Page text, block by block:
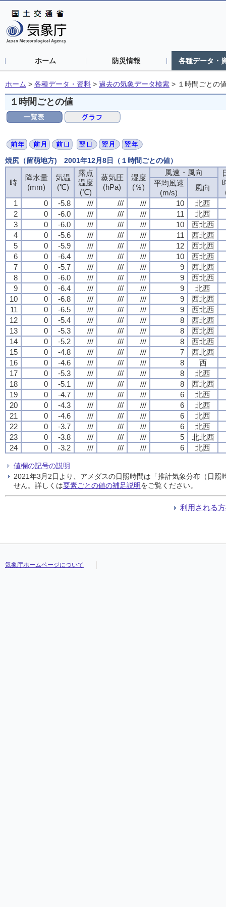
ホーム 防災情報 各種データ・
ホーム > 各種データ・資料 > 過去の気象データ検索 > １時間ごとの
１時間ごとの値
焼尻（留萌地方) 2001年12月8日（１時間ごとの値）
時
降水量
(mm)
気温
(℃)
露点
温度
(℃)
蒸気圧
(hPa)
湿度
(％)
風速・風向
平均風速
(m/s)
風向
1
0 -5.8 /// /// /// 10
北西
2
0 -6.0 /// /// /// 11
北西
3
0 -6.0 /// /// /// 10
西北西
4
0 -5.6 /// /// /// 11
西北西
5
0 -5.9 /// /// /// 12
西北西
6
0 -6.4 /// /// /// 10
西北西
7
0 -5.7 /// /// /// 9
西北西
8
0 -6.0 /// /// /// 9
西北西
9
0 -6.4 /// /// /// 9
北西
10
0 -6.8 /// /// /// 9
西北西
11
0 -6.5 /// /// /// 9
西北西
12
0 -5.4 /// /// /// 8
西北西
13
0 -5.3 /// /// /// 8
西北西
14
0 -5.2 /// /// /// 8
西北西
15
0 -4.8 /// /// /// 7
西北西
16
0 -4.6 /// /// /// 8
西
17
0 -5.3 /// /// /// 8
北西
18
0 -5.1 /// /// /// 8
西北西
19
0 -4.7 /// /// /// 6
北西
20
0 -4.3 /// /// /// 6
北西
21
0 -4.6 /// /// /// 6
北西
22
0 -3.7 /// /// /// 6
北西
23
0 -3.8 /// /// /// 5
北北西
24
0 -3.2 /// /// /// 6 北西
値欄の記号の説明
2021年3月2日より、アメダスの日照時間は「推計気象分布（日
せん。詳しくは要素ごとの値の補足説明をご覧ください。
利用される
気象庁ホームページについて